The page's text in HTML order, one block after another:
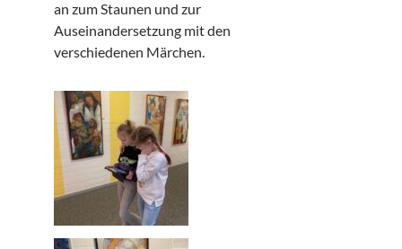
an zum Staunen und zur
Auseinandersetzung mit den
verschiedenen Märchen.